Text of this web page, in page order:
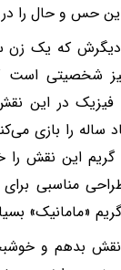
این حس و حال را
دیگرش که یک زن
شخصیتی است
فیزیک در این
ساله را بازی
این نقش را
مناسبی
گریم «مامانیک»
نقش بدهم و